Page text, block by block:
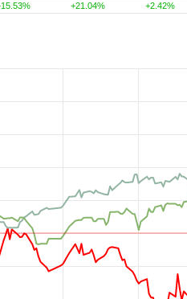
+21.04% +2.42%